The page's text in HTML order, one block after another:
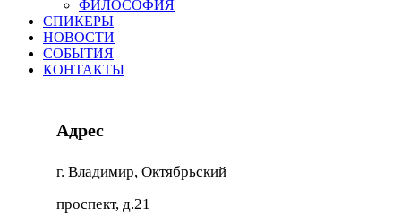
ФИЛОСОФИЯ
СПИКЕРЫ
НОВОСТИ
СОБЫТИЯ
КОНТАКТЫ
Адрес
г. Владимир, Октябрьский
проспект, д.21